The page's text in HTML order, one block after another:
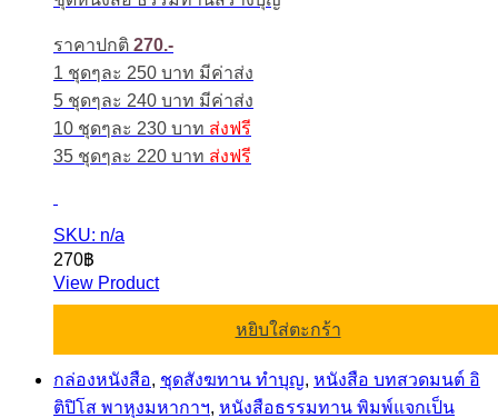
ราคาปกติ 270.-
1 ชุดๆละ 250 บาท มีค่าส่ง
5 ชุดๆละ 240 บาท มีค่าส่ง
10 ชุดๆละ 230 บาท ส่งฟรี
35 ชุดๆละ 220 บาท ส่งฟรี
SKU: n/a
270฿
View Product
หยิบใส่ตะกร้า
กล่องหนังสือ, ชุดสังฆทาน ทำบุญ, หนังสือ บทสวดมนต์ อิ
ติปิโส พาหุงมหากาฯ, หนังสือธรรมทาน พิมพ์แจกเป็น